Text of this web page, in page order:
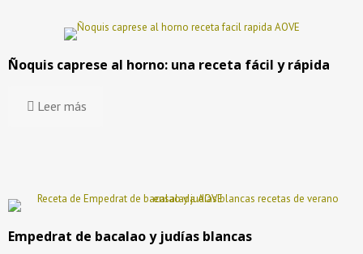
Ñoquis caprese al horno: una receta fácil y rápida
Leer más
Empedrat de bacalao y judías blancas